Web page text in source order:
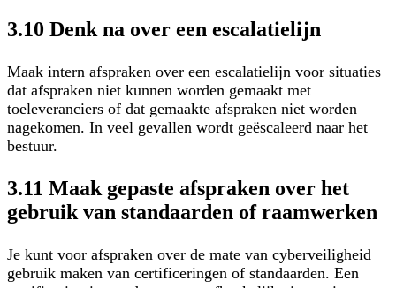
3.10 Denk na over een escalatielijn
Maak intern afspraken over een escalatielijn voor situaties
dat afspraken niet kunnen worden gemaakt met
toeleveranciers of dat gemaakte afspraken niet worden
nagekomen. In veel gevallen wordt geëscaleerd naar het
bestuur.
3.11 Maak gepaste afspraken over het
gebruik van standaarden of raamwerken
Je kunt voor afspraken over de mate van cyberveiligheid
gebruik maken van certificeringen of standaarden. Een